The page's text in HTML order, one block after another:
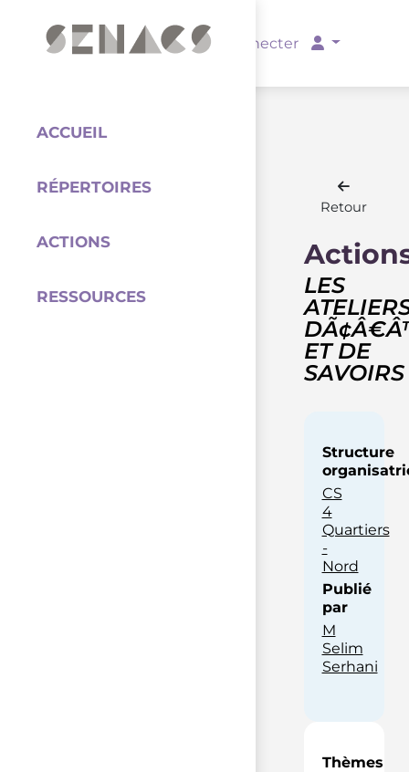
Se connecter
ACCUEIL
RÉPERTOIRES
ACTIONS
RESSOURCES
Retour
LES
ET DE
SAVOIRS
Structure
CS
4
Quartiers
-
Nord
Publié
par
M
Selim
Serhani
Thèmes